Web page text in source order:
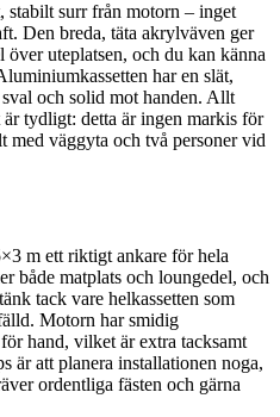
stabilt surr från motorn – inget
Den breda, täta akrylväven ger
uteplatsen, och du kan känna
har en slät,
och solid mot handen. Allt
tydligt: detta är ingen markis för
med väggyta och två personer vid
m ett riktigt ankare för hela
både matplats och loungedel, och
tack vare helkassetten som
Motorn har smidig
hand, vilket är extra tacksamt
är att planera installationen noga,
ordentliga fästen och gärna